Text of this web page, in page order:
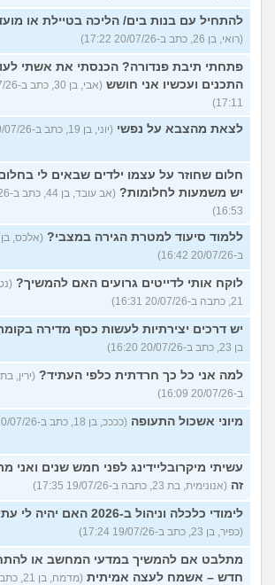
להתחיל עם בנות בים/ הליכה בטיילת או
(רואי, בן 26, כתב ב-20/07/26 17:22)
פתחתי תיבת פנדורה? הכנסתי את אשתי
התכנים ועכשיו אני חושש
(אבי, בן
17:11)
לצאת מהצבא על נפשי (יוני, בן 19, כתב ב-20/07/26 17:02)
חלום שחוזר על עצמו ילדים שבאים לי
יש משמעות לחלומות?
(אב
16:53)
ללמוד סיעוד למטרת הגירה במצבי?
ב-20/07/26 16:42)
לוקח אותי לדייטים גרועים האם להמשיך?
21, כתבה ב-20/07/26 16:31)
יש דרכים יצירתיות לעשות כסף מדירה
בן 23, כתב ב-20/07/26 16:20)
למה אני כל כך חרדתית כלפי העתיד?
ב-20/07/26 16:09)
מיוני אשכול התעופה (ככככ, בן 18, כתב ב-20/07/26 16:00)
עשיתי מיקרובליידינג לפני חמש שנים ואני
זה (אנונימית, בת 23, כתבה ב-19/07/26 17:35)
לימודי כלכלה וניהול ב-2026 האם יהיה לי עתיד בזה?
(כפיר, בן 23, כתב ב-19/07/26 17:24)
מתלבט אם להמשיך במדעי המחשב או
חדש – אשמח לעצה אמיתית